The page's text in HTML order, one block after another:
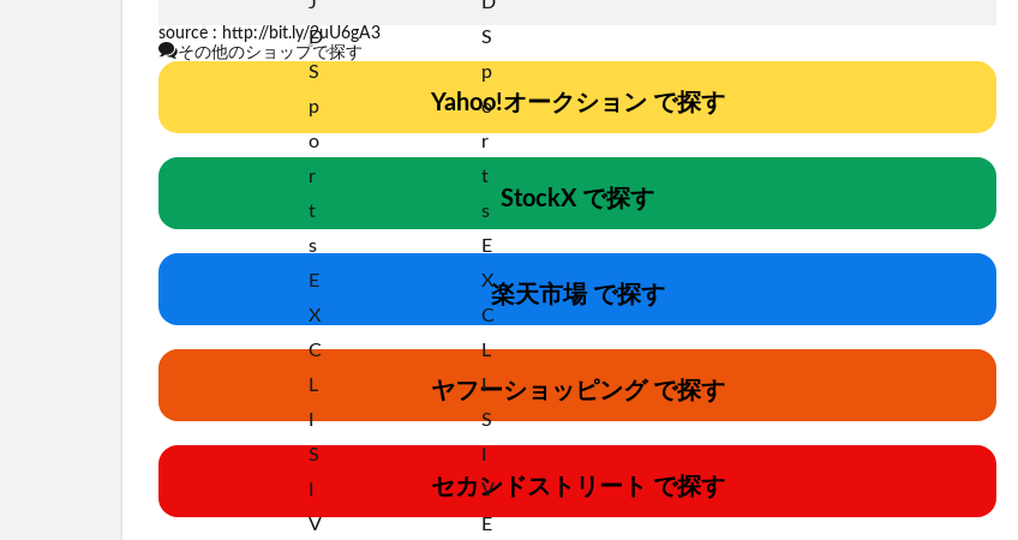
source : http://bit.ly/2uU6gA3
その他のショップで探す
Yahoo!オークション で探す
StockX で探す
楽天市場 で探す
ヤフーショッピング で探す
セカンドストリート で探す